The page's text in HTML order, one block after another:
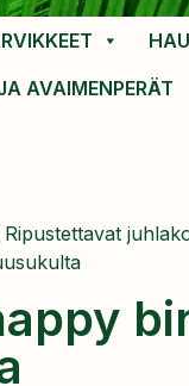
AVAIMENPERÄT
Ripustettavat